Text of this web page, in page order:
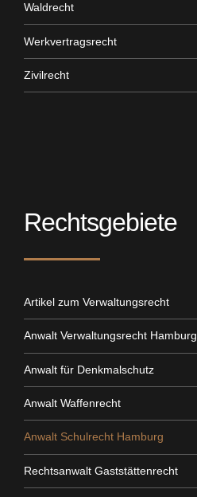
Waldrecht
Werkvertragsrecht
Zivilrecht
Rechtsgebiete
Artikel zum Verwaltungsrecht
Anwalt Verwaltungsrecht Hamburg
Anwalt für Denkmalschutz
Anwalt Waffenrecht
Anwalt Schulrecht Hamburg
Rechtsanwalt Gaststättenrecht